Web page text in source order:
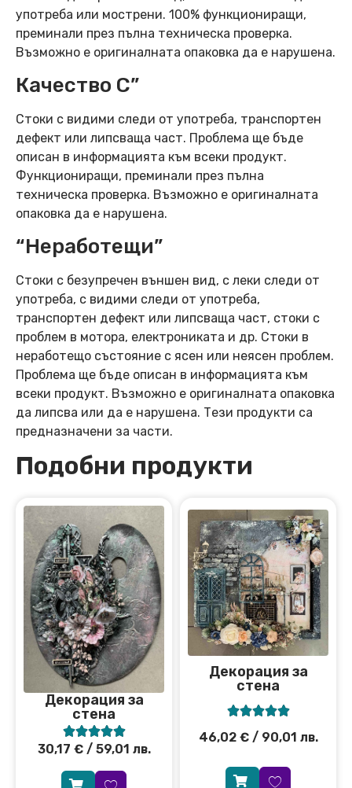
употреба или мострени. 100% функциониращи,
преминали през пълна техническа проверка.
Възможно е оригиналната опаковка да е нарушена.
Качество C”
Стоки с видими следи от употреба, транспортен
дефект или липсваща част. Проблема ще бъде
описан в информацията към всеки продукт.
Функциониращи, преминали през пълна
техническа проверка. Възможно е оригиналната
опаковка да е нарушена.
“Неработещи”
Стоки с безупречен външен вид, с леки следи от
употреба, с видими следи от употреба,
транспортен дефект или липсваща част, стоки с
проблем в мотора, електрониката и др. Стоки в
неработещо състояние с ясен или неясен проблем.
Проблема ще бъде описан в информацията към
всеки продукт. Възможно е оригиналната опаковка
да липсва или да е нарушена. Тези продукти са
предназначени за части.
Подобни продукти
Декорация за
стена

30,17 €/ 59,01 лв.
Декорация за
стена

46,02 €/ 90,01 лв.